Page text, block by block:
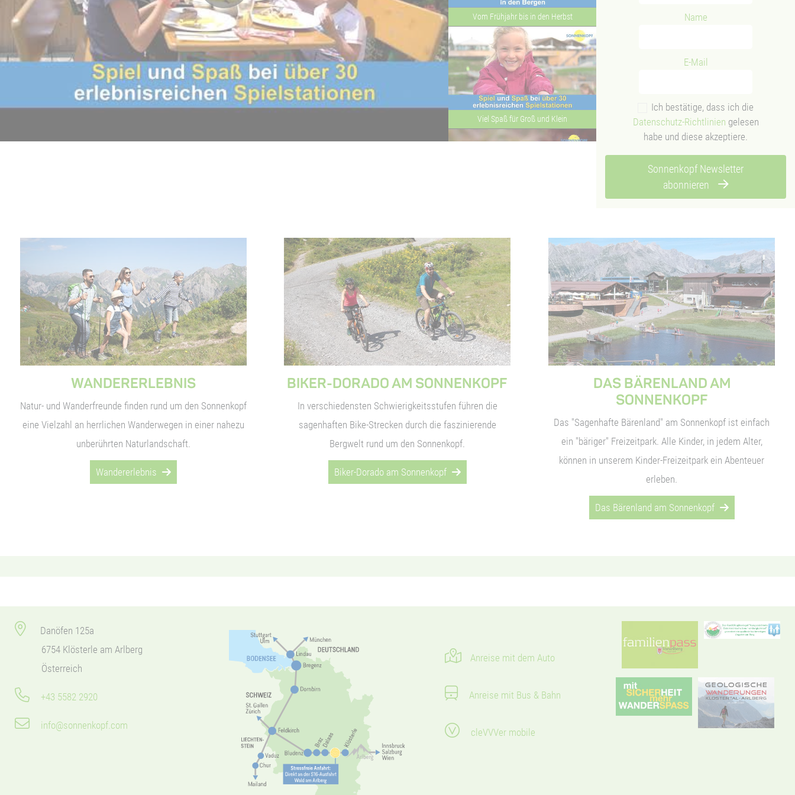
Vom Frühjahr bis in den Herbst
Viel Spaß für Groß und Klein
Natur erleben und genießen
Spiel, Spaß und Genuss
Name
E-Mail
Ich bestätige, dass ich die
Datenschutz-Richtlinien gelesen
habe und diese akzeptiere.
Sonnenkopf Newsletter
abonnieren
WANDERERLEBNIS
Natur- und Wanderfreunde finden rund um den Sonnenkopf
eine Vielzahl an herrlichen Wanderwegen in einer nahezu
unberührten Naturlandschaft.
Wandererlebnis
BIKER-DORADO AM SONNENKOPF
In verschiedensten Schwierigkeitsstufen führen die
sagenhaften Bike-Strecken durch die faszinierende
Bergwelt rund um den Sonnenkopf.
Biker-Dorado am Sonnenkopf
DAS BÄRENLAND AM
SONNENKOPF
Das "Sagenhafte Bärenland" am Sonnenkopf ist einfach
ein "bäriger" Freizeitpark. Alle Kinder, in jedem Alter,
können in unserem Kinder-Freizeitpark ein Abenteuer
erleben.
Das Bärenland am Sonnenkopf
Danöfen 125a
6754 Klösterle am Arlberg
Österreich
+43 5582 2920
info@sonnenkopf.com
Anreise mit dem Auto
Anreise mit Bus & Bahn
cleVVVer mobile